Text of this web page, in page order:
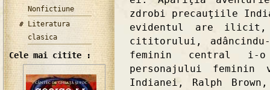
Nonfictiune
Literatura
clasica
Cele mai citite :
zdrobi precauţiile
evidentul are ilicit,
cititorului,
feminin central i-o
personajului
Indianei, Ralph